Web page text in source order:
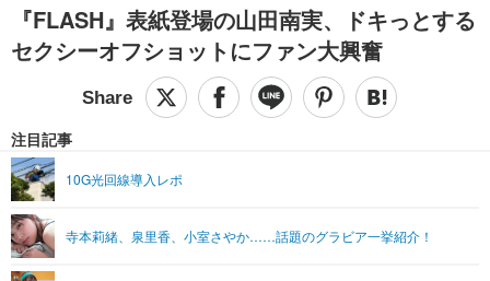
IT・デジタルTOP スマートフォン
ショッピング その他
SPEED TEST
エンタメTOP 映画・ドラマ
グラビア ブログ
ライフTOP
リリース一覧
プッシュ通知の停止方法
『FLASH』表紙登場の山田南実、ドキっとする
セクシーオフショットにファン大興奮
注目記事
10G光回線導入レポ
寺本莉緒、泉里香、小室さやか……話題のグラビア一挙紹介！